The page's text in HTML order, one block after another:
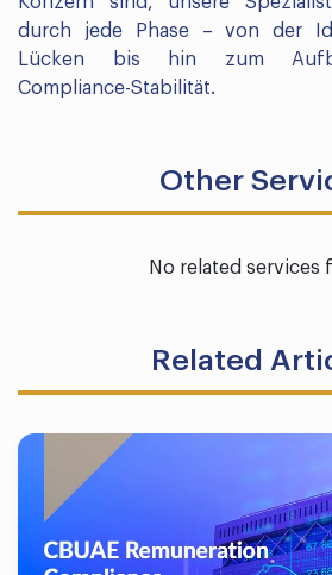
durch jede Phase – von der
Lücken bis hin zum
Compliance-Stabilität.
Other
No related services
Related